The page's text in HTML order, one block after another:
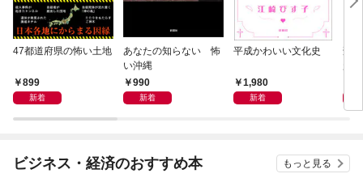
47都道府県の怖い土地
899
新着
あなたの知らない 怖
い沖縄
990
新着
平成かわいい文化史
1,980
新着
刑
ビジネス・経済のおすすめ本 もっと見る